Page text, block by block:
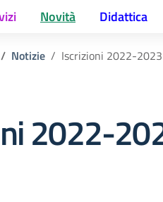
Novità Didattica
Notizie Iscrizioni 2022-2023
2022-